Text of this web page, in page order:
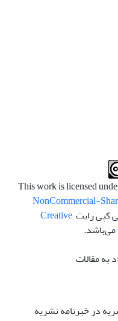
NonCommercial-
کپی رایتCreative
می‌باشد.
در خبرنامه نشریه